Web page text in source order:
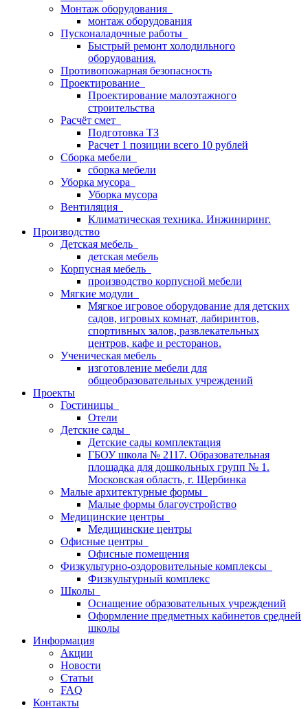
Монтаж оборудования
монтаж оборудования
Пусконаладочные работы
Быстрый ремонт холодильного
оборудования.
Противопожарная безопасность
Проектирование
Проектирование малоэтажного
строительства
Расчёт смет
Подготовка ТЗ
Расчет 1 позиции всего 10 рублей
Сборка мебели
сборка мебели
Уборка мусора
Уборка мусора
Вентиляция
Климатическая техника. Инжиниринг.
Производство
Детская мебель
детская мебель
Корпусная мебель
производство корпусной мебели
Мягкие модули
Мягкое игровое оборудование для детских
садов, игровых комнат, лабиринтов,
спортивных залов, развлекательных
центров, кафе и ресторанов.
Ученическая мебель
изготовление мебели для
общеобразовательных учреждений
Проекты
Гостиницы
Отели
Детские сады
Детские сады комплектация
ГБОУ школа № 2117. Образовательная
площадка для дошкольных групп № 1.
Московская область, г. Щербинка
Малые архитектурные формы
Малые формы благоустройство
Медицинские центры
Медицинские центры
Офисные центры
Офисные помещения
Физкультурно-оздоровительные комплексы
Физкультурный комплекс
Школы
Оснащение образовательных учреждений
Оформление предметных кабинетов средней
школы
Информация
Акции
Новости
Статьи
FAQ
Контакты